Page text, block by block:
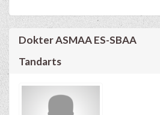
Dokter ASMAA ES-SBAA
Tandarts